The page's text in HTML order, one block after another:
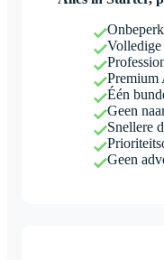
Premium
Één
Geen
Snellere
Geen